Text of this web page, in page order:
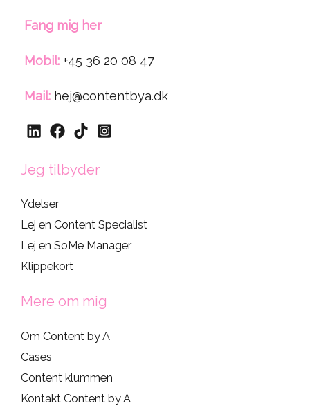
Fang mig her
Mobil: +45 36 20 08 47
Mail: hej@contentbya.dk
Jeg tilbyder
Ydelser
Lej en Content Specialist
Lej en SoMe Manager
Klippekort
Mere om mig
Om Content by A
Cases
Content klummen
Kontakt Content by A